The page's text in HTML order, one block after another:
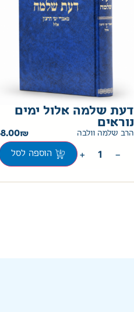
דעת שלמה אלול ימים
נוראים
הרב שלמה וולבה
−
+ הוספה לסל